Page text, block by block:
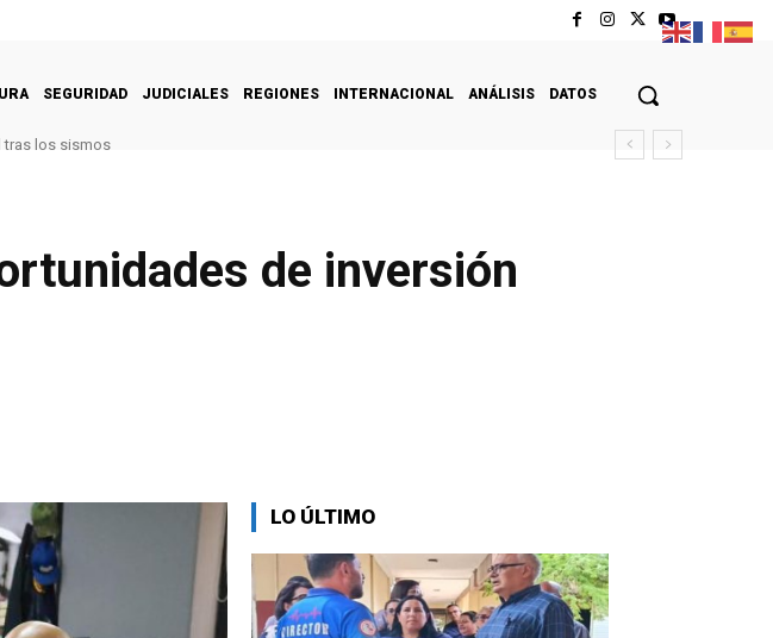
SEGURIDAD JUDICIALES REGIONES INTERNACIONAL ANÁLISIS DATOS
tras los sismos
de inversión
LO ÚLTIMO